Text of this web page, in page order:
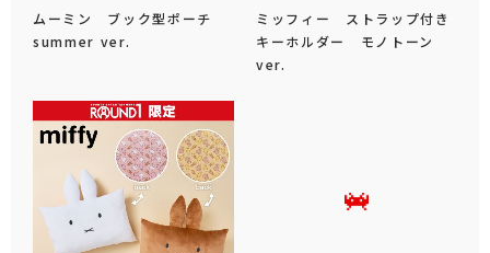
ムーミン ブック型ポーチ
summer ver.
ミッフィー ストラップ付き
キーホルダー モノトーン
ver.